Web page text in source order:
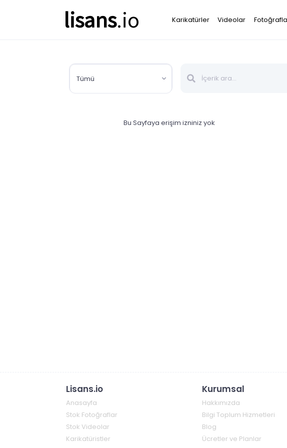
lisans.io Karikatürler Videolar
Tümü
Bu Sayfaya erişim izniniz yok
Lisans.io
Anasayfa
Stok Fotoğraflar
Stok Videolar
Karikatüristler
Kurumsal
Hakkımızda
Bilgi Toplum Hizmetleri
Blog
Ücretler ve Planlar